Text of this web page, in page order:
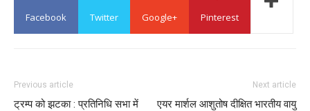
Facebook Twitter Google+ Pinterest
Previous article
ट्रम्प को झटका : प्रतिनिधि सभा में
Next article
एयर मार्शल आशुतोष दीक्षित भारतीय वायु